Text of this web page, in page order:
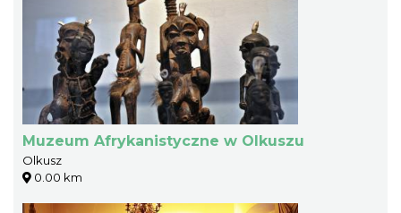
Muzeum Afrykanistyczne w Olkuszu
Olkusz
0.00 km